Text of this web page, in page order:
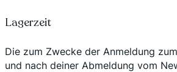
Lagerzeit
Die zum Zwecke der Anmeldung
und nach deiner Abmeldung vom